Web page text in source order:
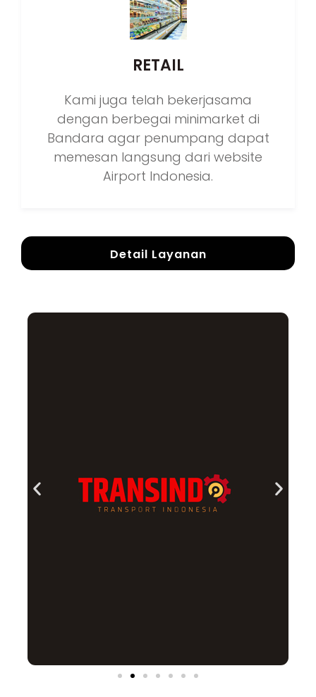
RETAIL
Kami juga telah bekerjasama
dengan berbegai minimarket di
Bandara agar penumpang dapat
memesan langsung dari website
Airport Indonesia.
Detail Layanan